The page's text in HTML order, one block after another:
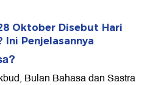
Oktober Disebut Hari
Ini Penjelasannya
Bulan Bahasa dan Sastra